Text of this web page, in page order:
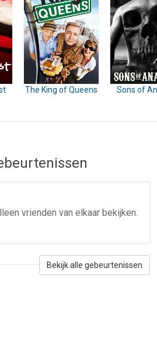
The King of Queens Sons of
vrienden van elkaar bekijken.
Bekijk alle gebeurtenissen